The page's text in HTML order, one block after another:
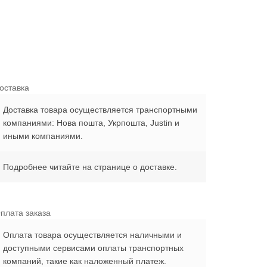
Доставка товара осуществляется транспортными
компаниями: Нова пошта, Укрпошта, Justin и
иными компаниями.
Подробнее читайте на странице о доставке.
заказа
Оплата товара осуществляется наличными и
доступными сервисами оплаты транспортных
компаний, такие как наложенный платеж.